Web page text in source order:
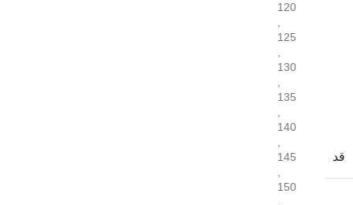
قد
120
125
130
135
140
145
150